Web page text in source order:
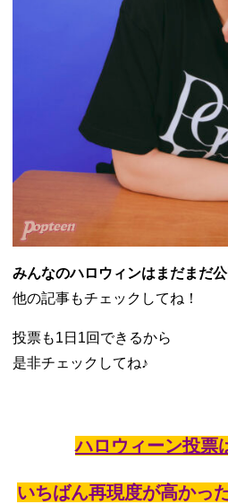
みんなのハロウィンはまだまだ公
他の記事もチェックしてね！
投票も1日1回できるから
是非チェックしてね♪
ハロウィーン投票
いちばん再現度が高かっ